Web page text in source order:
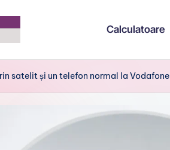
Calculatoare
satelit și un telefon normal la Vodafone